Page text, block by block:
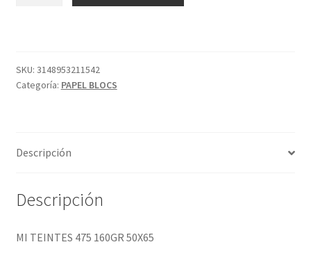
cantidad
SKU: 3148953211542
Categoría: PAPEL BLOCS
Descripción
Descripción
MI TEINTES 475 160GR 50X65